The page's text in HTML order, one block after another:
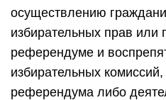
осуществлению
избирательных прав или
референдуме и
избирательных
референдума либо